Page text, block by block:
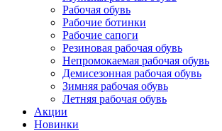
Рабочая обувь
Рабочие ботинки
Рабочие сапоги
Резиновая рабочая обувь
Непромокаемая рабочая обувь
Демисезонная рабочая обувь
Зимняя рабочая обувь
Летняя рабочая обувь
Акции
Новинки